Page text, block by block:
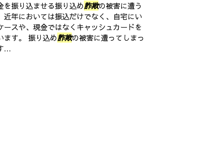
を振り込ませる振り込め詐欺の被害に遭う
年においては振込だけでなく、自宅にい
スや、現金ではなくキャッシュカードを
ます。 振り込め詐欺の被害に遭ってしまっ
...